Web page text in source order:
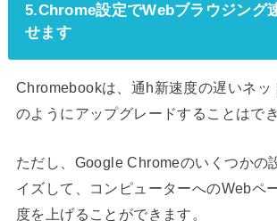
5.Chrome設定でWebブラウジング
せます
Chromebookは、通h新速度の遅いネッ
のようにアップグレードすることはで
ただし、Google Chromeのいくつかの
イズして、コンピューターへのWebペ
度を上げることができます。